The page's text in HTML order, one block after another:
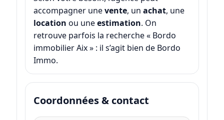
accompagner unevente, un achat, une
location ou uneestimation. On
retrouve parfois la recherche « Bordo
immobilier Aix » : il s’agit bien de Bordo
Immo.
Coordonnées & contact